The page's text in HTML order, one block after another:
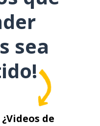
sea
¿Videos de